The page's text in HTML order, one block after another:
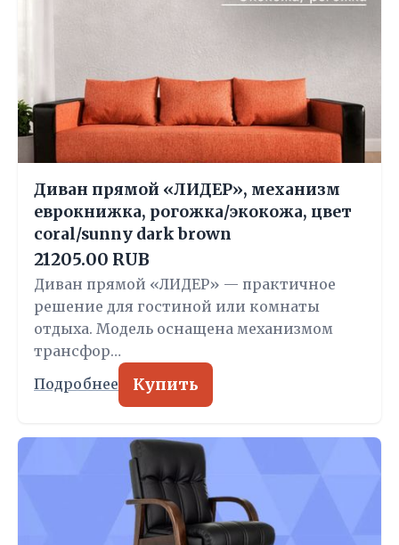
Диван прямой «ЛИДЕР», механизм
еврокнижка, рогожка/экокожа, цвет
сoral/sunny dark brown
21205.00 RUB
Диван прямой «ЛИДЕР» — практичное
решение для гостиной или комнаты
отдыха. Модель оснащена механизмом
трансфор…
Подробнее Купить